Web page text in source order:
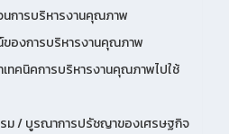
บริหารงานคุณภาพ
ารบริหารงานคุณภาพ
การบริหารงานคุณภาพไปใช้
บูรณาการปรัชญาของเศรษฐกิจ